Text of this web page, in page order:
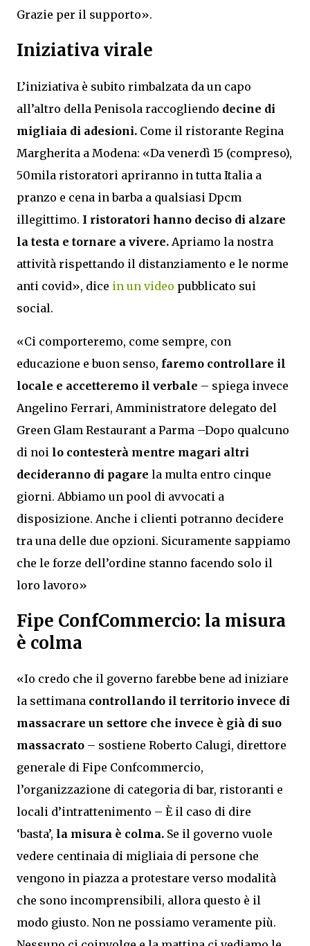
Grazie per il supporto».
Iniziativa virale
L’iniziativa è subito rimbalzata da un capo
all’altro della Penisola raccogliendo decine di
migliaia di adesioni. Come il ristorante Regina
Margherita a Modena: «Da venerdì 15 (compreso),
50mila ristoratori apriranno in tutta Italia a
pranzo e cena in barba a qualsiasi Dpcm
illegittimo. I ristoratori hanno deciso di alzare
la testa e tornare a vivere. Apriamo la nostra
attività rispettando il distanziamento e le norme
anti covid», dice in un video pubblicato sui
social.
«Ci comporteremo, come sempre, con
educazione e buon senso, faremo controllare il
locale e accetteremo il verbale – spiega invece
Angelino Ferrari, Amministratore delegato del
Green Glam Restaurant a Parma –Dopo qualcuno
di noi lo contesterà mentre magari altri
decideranno di pagare la multa entro cinque
giorni. Abbiamo un pool di avvocati a
disposizione. Anche i clienti potranno decidere
tra una delle due opzioni. Sicuramente sappiamo
che le forze dell’ordine stanno facendo solo il
loro lavoro»
Fipe ConfCommercio: la misura
è colma
«Io credo che il governo farebbe bene ad iniziare
la settimana controllando il territorio invece di
massacrare un settore che invece è già di suo
massacrato – sostiene Roberto Calugi, direttore
generale di Fipe Confcommercio,
l’organizzazione di categoria di bar, ristoranti e
locali d’intrattenimento – È il caso di dire
‘basta’, la misura è colma. Se il governo vuole
vedere centinaia di migliaia di persone che
vengono in piazza a protestare verso modalità
che sono incomprensibili, allora questo è il
modo giusto. Non ne possiamo veramente più.